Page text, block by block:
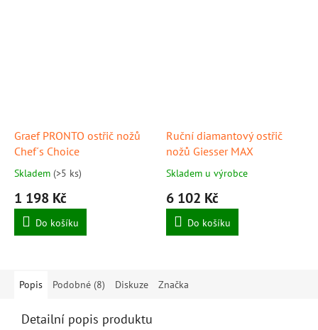
Graef PRONTO ostřič nožů
Chef´s Choice
Skladem (>5 ks)
1 198 Kč
Do košíku
Ruční diamantový ostřič
nožů Giesser MAX
Skladem u výrobce
6 102 Kč
Do košíku
Popis Podobné (8) Diskuze Značka
Detailní popis produktu